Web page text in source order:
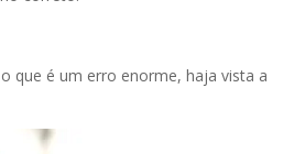
que é um erro enorme, haja vista a